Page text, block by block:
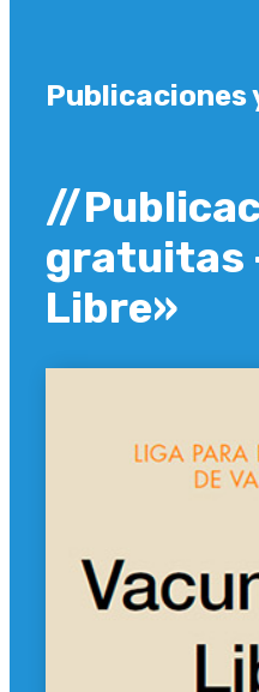
Publicaciones
//
gratuitas
Libre»